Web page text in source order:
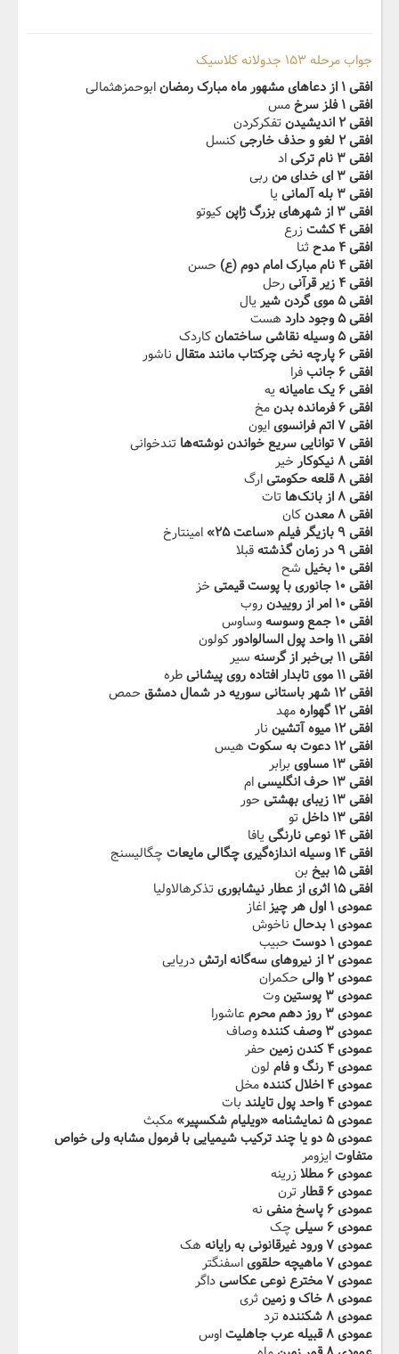
جواب مرحله ۱۵۳ جدولانه کلاسیک
افقی ۱ از دعاهای مشهور ماه مبارک رمضان
ابوحمزهثمالی
افقی ۱ فلز سرخ
مس
افقی ۲ اندیشیدن
تفکرکردن
افقی ۲ لغو و حذف خارجی
کنسل
افقی ۳ نام ترکی
اد
افقی ۳ ای خدای من
ربی
افقی ۳ بله آلمانی
یا
افقی ۳ از شهرهای بزرگ ژاپن
کیوتو
افقی ۴ کشت
زرع
افقی ۴ مدح
ثنا
افقی ۴ نام مبارک امام دوم (ع)
حسن
افقی ۴ زیر قرآنی
رحل
افقی ۵ موی گردن شیر
یال
افقی ۵ وجود دارد
هست
افقی ۵ وسیله نقاشی ساختمان
کاردک
افقی ۶ پارچه نخی چرکتاب مانند متقال
ناشور
افقی ۶ جانب
فرا
افقی ۶ یک عامیانه
یه
افقی ۶ فرمانده بدن
مخ
افقی ۷ اتم فرانسوی
ایون
افقی ۷ توانایی سریع خواندن نوشته‌ها
تندخوانی
افقی ۸ نیکوکار
خیر
افقی ۸ قلعه حکومتی
ارگ
افقی ۸ از بانک‌ها
تات
افقی ۸ معدن
کان
افقی ۹ بازیگر فیلم «ساعت ۲۵»
امینتارخ
افقی ۹ در زمان گذشته
قبلا
افقی ۱۰ بخیل
شح
افقی ۱۰ جانوری با پوست قیمتی
خز
افقی ۱۰ امر از روییدن
روب
افقی ۱۰ جمع وسوسه
وساوس
افقی ۱۱ واحد پول السالوادور
کولون
افقی ۱۱ بی‌خبر از گرسنه
سیر
افقی ۱۱ موی تابدار افتاده روی پیشانی
طره
افقی ۱۲ شهر باستانی سوریه در شمال دمشق
حمص
افقی ۱۲ گهواره
مهد
افقی ۱۲ میوه آتشین
نار
افقی ۱۲ دعوت به سکوت
هیس
افقی ۱۳ مساوی
برابر
افقی ۱۳ حرف انگلیسی
ام
افقی ۱۳ زیبای بهشتی
حور
افقی ۱۳ داخل
تو
افقی ۱۴ نوعی نارنگی
یافا
افقی ۱۴ وسیله اندازه‌گیری چگالی مایعات
چگالیسنج
افقی ۱۵ بیخ
بن
افقی ۱۵ اثری از عطار نیشابوری
تذکرهالاولیا
عمودی ۱ اول هر چیز
اغاز
عمودی ۱ بدحال
ناخوش
عمودی ۱ دوست
حبیب
عمودی ۲ از نیروهای سه‌گانه ارتش
دریایی
عمودی ۲ والی
حکمران
عمودی ۳ پوستین
وت
عمودی ۳ روز دهم محرم
عاشورا
عمودی ۳ وصف کننده
وصاف
عمودی ۴ کندن زمین
حفر
عمودی ۴ رنگ و فام
لون
عمودی ۴ اخلال کننده
مخل
عمودی ۴ واحد پول تایلند
بات
عمودی ۵ نمایشنامه «ویلیام شکسپیر»
مکبث
عمودی ۵ دو یا چند ترکیب شیمیایی با فرمول مشابه ولی خواص
متفاوتایزومر
عمودی ۶ مطلا
زرینه
عمودی ۶ قطار
ترن
عمودی ۶ پاسخ منفی
نه
عمودی ۶ سیلی
چک
عمودی ۷ ورود غیرقانونی به رایانه
هک
عمودی ۷ ماهیچه حلقوی
اسفنگتر
عمودی ۷ مخترع نوعی عکاسی
داگر
عمودی ۸ خاک و زمین
ثری
عمودی ۸ شکننده
ترد
عمودی ۸ قبیله عرب جاهلیت
اوس